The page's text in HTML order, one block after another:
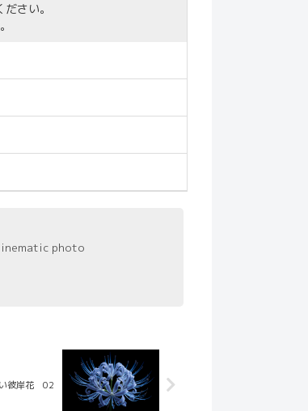
さい。
photo
彼岸花 02